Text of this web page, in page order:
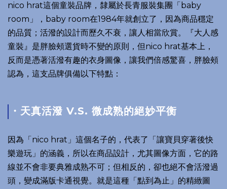
nico hrat這個童裝品牌，隸屬於長青服裝集團「baby
room」，baby room在1984年就創立了，因為商品穩定
的品質；活潑的設計而歷久不衰，讓人相當欣賞。『大人感
童裝』是胖臉頰選貨時不變的原則，但nico hrat基本上，
反而是憑著活潑有趣的衣身圖像，讓我們倍感驚喜，胖臉頰
認為，這支品牌俱備以下特點：
・天真活潑 V.S. 微成熟的絕妙平衡
因為「nico hrat」這個名子的，代表了「讓寶貝穿著後快
樂遊玩」的涵義，所以在商品設計，尤其圖像方面，它的路
線並不會非要典雅成熟不可；但相反的，卻也絕不會活潑過
頭，變成滿版卡通視覺。就是這種「點到為止」的精緻圖